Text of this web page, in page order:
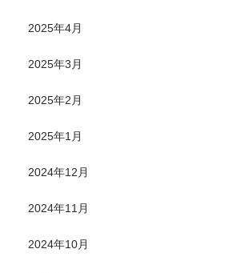
2025年4月
2025年3月
2025年2月
2025年1月
2024年12月
2024年11月
2024年10月